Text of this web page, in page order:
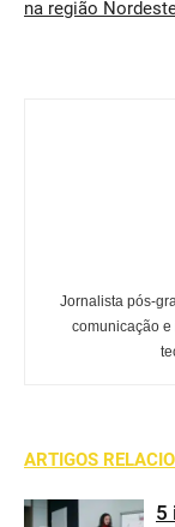
na região
Jornalista pós-
comunicação e
ARTIGOS
5